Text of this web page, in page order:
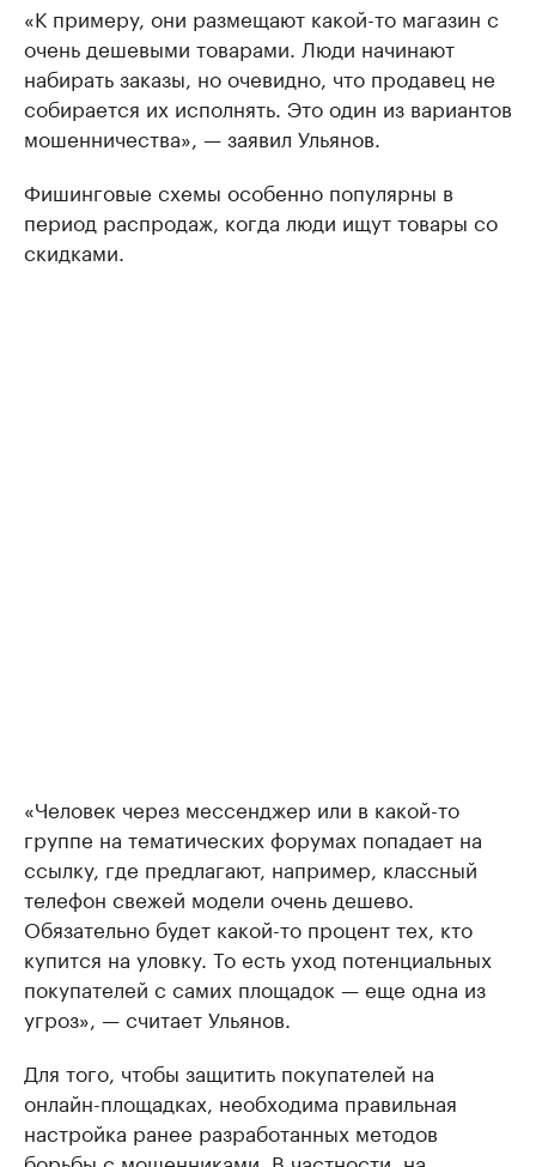
«К примеру, они размещают какой-то магазин с
очень дешевыми товарами. Люди начинают
набирать заказы, но очевидно, что продавец не
собирается их исполнять. Это один из вариантов
мошенничества», — заявил Ульянов.
Фишинговые схемы особенно популярны в
период распродаж, когда люди ищут товары со
скидками.
«Человек через мессенджер или в какой-то
группе на тематических форумах попадает на
ссылку, где предлагают, например, классный
телефон свежей модели очень дешево.
Обязательно будет какой-то процент тех, кто
купится на уловку. То есть уход потенциальных
покупателей с самих площадок — еще одна из
угроз», — считает Ульянов.
Для того, чтобы защитить покупателей на
онлайн-площадках, необходима правильная
настройка ранее разработанных методов